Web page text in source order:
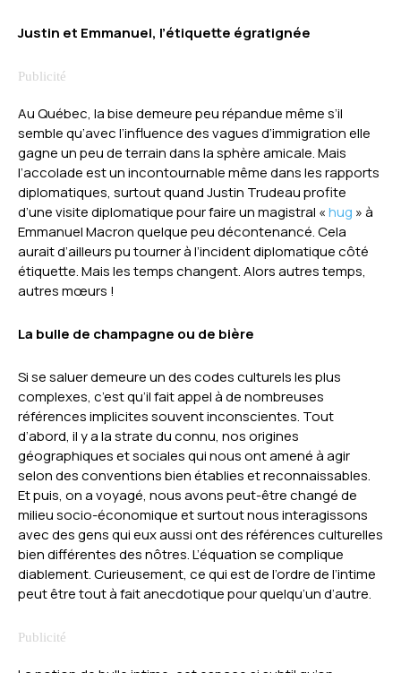
Justin et Emmanuel, l’étiquette égratignée
Au Québec, la bise demeure peu répandue même s’il
semble qu’avec l’influence des vagues d’immigration elle
gagne un peu de terrain dans la sphère amicale. Mais
l’accolade est un incontournable même dans les rapports
diplomatiques, surtout quand Justin Trudeau profite
d’une visite diplomatique pour faire un magistral «hug » à
Emmanuel Macron quelque peu décontenancé. Cela
aurait d’ailleurs pu tourner à l’incident diplomatique côté
étiquette. Mais les temps changent. Alors autres temps,
autres mœurs !
La bulle de champagne ou de bière
Si se saluer demeure un des codes culturels les plus
complexes, c’est qu’il fait appel à de nombreuses
références implicites souvent inconscientes. Tout
d’abord, il y a la strate du connu, nos origines
géographiques et sociales qui nous ont amené à agir
selon des conventions bien établies et reconnaissables.
Et puis, on a voyagé, nous avons peut-être changé de
milieu socio-économique et surtout nous interagissons
avec des gens qui eux aussi ont des références culturelles
bien différentes des nôtres. L’équation se complique
diablement. Curieusement, ce qui est de l’ordre de l’intime
peut être tout à fait anecdotique pour quelqu’un d’autre.